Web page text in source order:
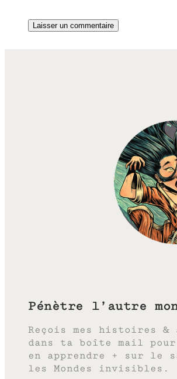
Pénètre l’autre
Reçois mes histoires &
dans ta boîte mail pour
en apprendre + sur le
les Mondes invisibles.